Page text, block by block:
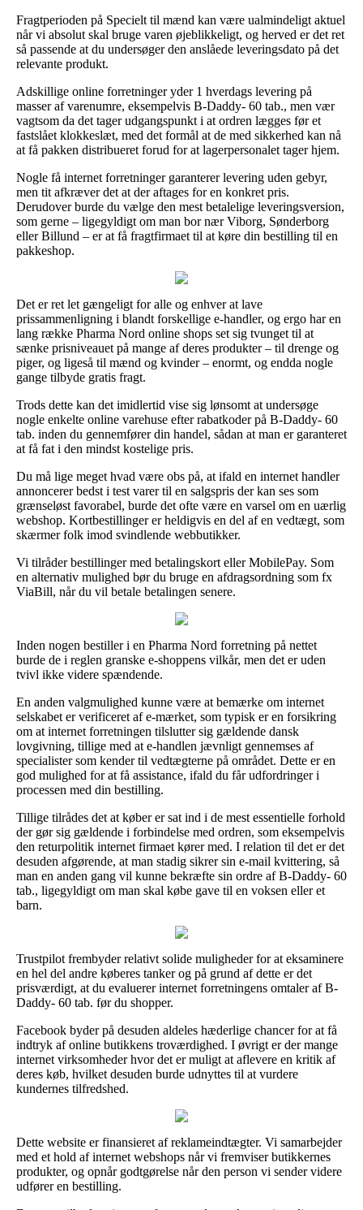
Fragtperioden på Specielt til mænd kan være ualmindeligt aktuel
når vi absolut skal bruge varen øjeblikkeligt, og herved er det ret
så passende at du undersøger den anslåede leveringsdato på det
relevante produkt.
Adskillige online forretninger yder 1 hverdags levering på
masser af varenumre, eksempelvis B-Daddy- 60 tab., men vær
vagtsom da det tager udgangspunkt i at ordren lægges før et
fastslået klokkeslæt, med det formål at de med sikkerhed kan nå
at få pakken distribueret forud for at lagerpersonalet tager hjem.
Nogle få internet forretninger garanterer levering uden gebyr,
men tit afkræver det at der aftages for en konkret pris.
Derudover burde du vælge den mest betalelige leveringsversion,
som gerne – ligegyldigt om man bor nær Viborg, Sønderborg
eller Billund – er at få fragtfirmaet til at køre din bestilling til en
pakkeshop.
Det er ret let gængeligt for alle og enhver at lave
prissammenligning i blandt forskellige e-handler, og ergo har en
lang række Pharma Nord online shops set sig tvunget til at
sænke prisniveauet på mange af deres produkter – til drenge og
piger, og ligeså til mænd og kvinder – enormt, og endda nogle
gange tilbyde gratis fragt.
Trods dette kan det imidlertid vise sig lønsomt at undersøge
nogle enkelte online varehuse efter rabatkoder på B-Daddy- 60
tab. inden du gennemfører din handel, sådan at man er garanteret
at få fat i den mindst kostelige pris.
Du må lige meget hvad være obs på, at ifald en internet handler
annoncerer bedst i test varer til en salgspris der kan ses som
grænseløst favorabel, burde det ofte være en varsel om en uærlig
webshop. Kortbestillinger er heldigvis en del af en vedtægt, som
skærmer folk imod svindlende webbutikker.
Vi tilråder bestillinger med betalingskort eller MobilePay. Som
en alternativ mulighed bør du bruge en afdragsordning som fx
ViaBill, når du vil betale betalingen senere.
Inden nogen bestiller i en Pharma Nord forretning på nettet
burde de i reglen granske e-shoppens vilkår, men det er uden
tvivl ikke videre spændende.
En anden valgmulighed kunne være at bemærke om internet
selskabet er verificeret af e-mærket, som typisk er en forsikring
om at internet forretningen tilslutter sig gældende dansk
lovgivning, tillige med at e-handlen jævnligt gennemses af
specialister som kender til vedtægterne på området. Dette er en
god mulighed for at få assistance, ifald du får udfordringer i
processen med din bestilling.
Tillige tilrådes det at køber er sat ind i de mest essentielle forhold
der gør sig gældende i forbindelse med ordren, som eksempelvis
den returpolitik internet firmaet kører med. I relation til det er det
desuden afgørende, at man stadig sikrer sin e-mail kvittering, så
man en anden gang vil kunne bekræfte sin ordre af B-Daddy- 60
tab., ligegyldigt om man skal købe gave til en voksen eller et
barn.
Trustpilot frembyder relativt solide muligheder for at eksaminere
en hel del andre køberes tanker og på grund af dette er det
prisværdigt, at du evaluerer internet forretningens omtaler af B-
Daddy- 60 tab. før du shopper.
Facebook byder på desuden aldeles hæderlige chancer for at få
indtryk af online butikkens troværdighed. I øvrigt er der mange
internet virksomheder hvor det er muligt at aflevere en kritik af
deres køb, hvilket desuden burde udnyttes til at vurdere
kundernes tilfredshed.
Dette website er finansieret af reklameindtægter. Vi samarbejder
med et hold af internet webshops når vi fremviser butikkernes
produkter, og opnår godtgørelse når den person vi sender videre
udfører en bestilling.